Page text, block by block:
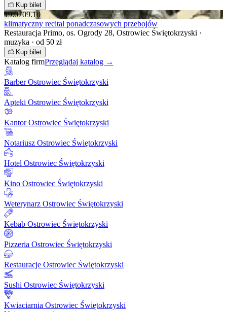
Kup bilet
19:0709.10
klimatyczny recital ponadczasowych przebojów
Restauracja Primo, os. Ogrody 28, Ostrowiec Świętokrzyski ·
muzyka · od 50 zł
Kup bilet
Katalog firmPrzeglądaj katalog →
Barber Ostrowiec Świętokrzyski
Apteki Ostrowiec Świętokrzyski
Kantor Ostrowiec Świętokrzyski
Notariusz Ostrowiec Świętokrzyski
Hotel Ostrowiec Świętokrzyski
Kino Ostrowiec Świętokrzyski
Weterynarz Ostrowiec Świętokrzyski
Kebab Ostrowiec Świętokrzyski
Pizzeria Ostrowiec Świętokrzyski
Restauracje Ostrowiec Świętokrzyski
Sushi Ostrowiec Świętokrzyski
Kwiaciarnia Ostrowiec Świętokrzyski